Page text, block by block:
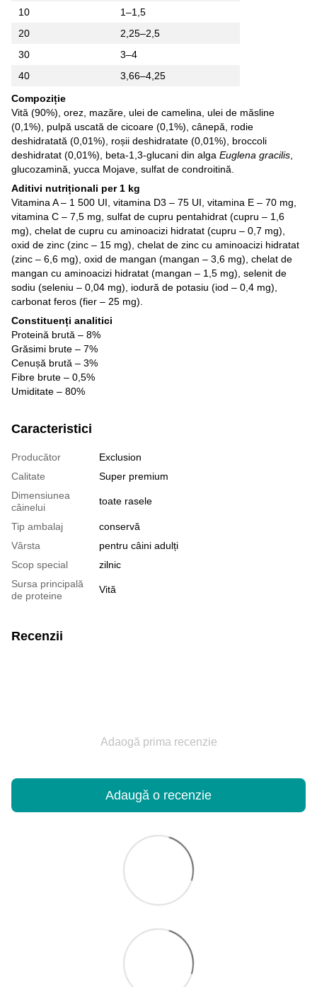
10
1–1,5
20
2,25–2,5
30
3–4
40
3,66–4,25
Compoziție
Vită (90%), orez, mazăre, ulei de camelina, ulei de măsline
(0,1%), pulpă uscată de cicoare (0,1%), cânepă, rodie
deshidratată (0,01%), roșii deshidratate (0,01%), broccoli
deshidratat (0,01%), beta-1,3-glucani din alga Euglena gracilis
glucozamină, yucca Mojave, sulfat de condroitină.
Aditivi nutriționali per 1 kg
Vitamina A – 1 500 UI, vitamina D3 – 75 UI, vitamina E – 70 mg,
vitamina C – 7,5 mg, sulfat de cupru pentahidrat (cupru – 1,6
mg), chelat de cupru cu aminoacizi hidratat (cupru – 0,7 mg),
oxid de zinc (zinc – 15 mg), chelat de zinc cu aminoacizi hidratat
(zinc – 6,6 mg), oxid de mangan (mangan – 3,6 mg), chelat de
mangan cu aminoacizi hidratat (mangan – 1,5 mg), selenit de
sodiu (seleniu – 0,04 mg), iodură de potasiu (iod – 0,4 mg),
carbonat feros (fier – 25 mg).
Constituenți analitici
Proteină brută – 8%
Grăsimi brute – 7%
Cenușă brută – 3%
Fibre brute – 0,5%
Umiditate – 80%
Caracteristici
Producător
Exclusion
Calitate
Super premium
Dimensiunea
câinelui
toate rasele
Tip ambalaj
conservă
Vârsta
pentru câini adulți
Scop special
zilnic
Sursa principală
de proteine
Vită
Recenzii
Adaogă prima recenzie
Adaugă o recenzie